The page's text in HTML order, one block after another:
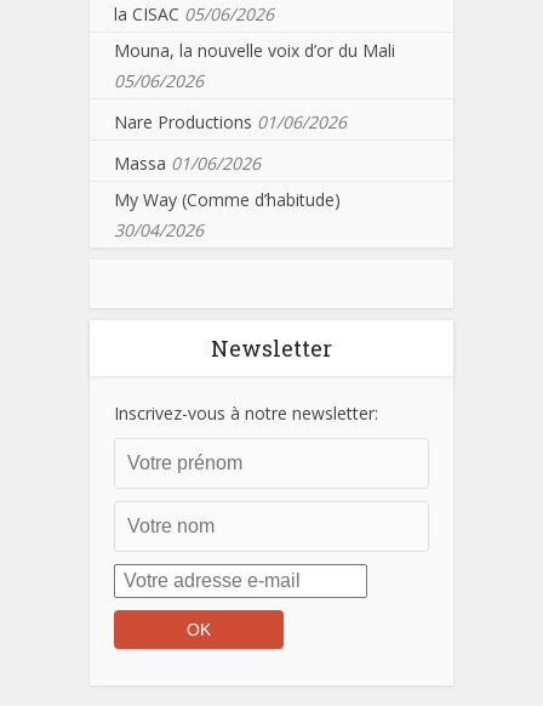
la CISAC 05/06/2026
Mouna, la nouvelle voix d’or du Mali
05/06/2026
Nare Productions 01/06/2026
Massa 01/06/2026
My Way (Comme d’habitude)
30/04/2026
Newsletter
Inscrivez-vous à notre newsletter: